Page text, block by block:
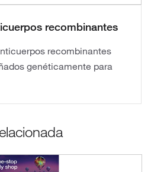
recombinantes
recombinantes
genéticamente para